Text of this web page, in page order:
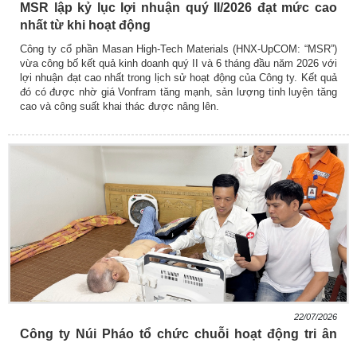
MSR lập kỷ lục lợi nhuận quý II/2026 đạt mức cao
nhất từ khi hoạt động
Công ty cổ phần Masan High-Tech Materials (HNX-UpCOM: “MSR”)
vừa công bố kết quả kinh doanh quý II và 6 tháng đầu năm 2026 với
lợi nhuận đạt cao nhất trong lịch sử hoạt động của Công ty. Kết quả
đó có được nhờ giá Vonfram tăng mạnh, sản lượng tinh luyện tăng
cao và công suất khai thác được nâng lên.
22/07/2026
Công ty Núi Pháo tổ chức chuỗi hoạt động tri ân